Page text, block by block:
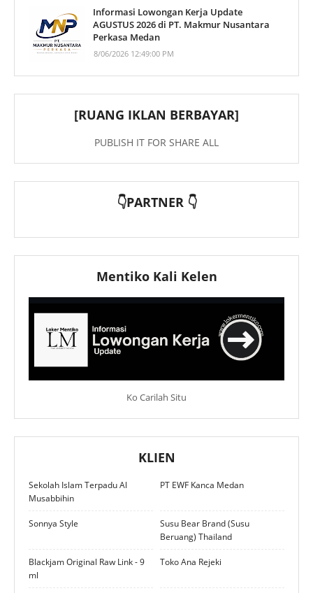
Informasi Lowongan Kerja Update
AGUSTUS 2026 di PT. Makmur Nusantara
Perkasa Medan
8/06/2026 12:49:00 PM
[RUANG IKLAN BERBAYAR]
PUBLISH IT FOR SHARE ALL
👇PARTNER 👇
Mentiko Kali Kelen
Ko Carilah Situ
KLIEN
Sekolah Islam Terpadu Al
Musabbihin
PT EWF Kanca Medan
Sonnya Style
Susu Bear Brand (Susu
Beruang) Thailand
Blackjam Original Raw Link - 9
ml
Toko Ana Rejeki